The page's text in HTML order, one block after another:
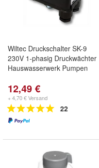
Wiltec Druckschalter SK-9
230V 1-phasig Druckwächter
Hauswasserwerk Pumpen
12,49 €
+ 4,70 € Versand
22